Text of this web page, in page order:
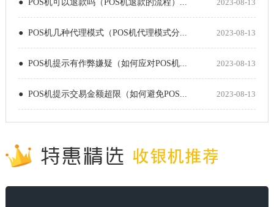
● POS机可以退款吗（POS机退款的流程）... 2023-08-13
● POS机几种代理模式（POS机代理模式分... 2023-08-13
● POS机提示有作弊嫌疑（如何应对POS机... 2023-08-13
● POS机提示交易金额超限（如何避免POS... 2023-08-13